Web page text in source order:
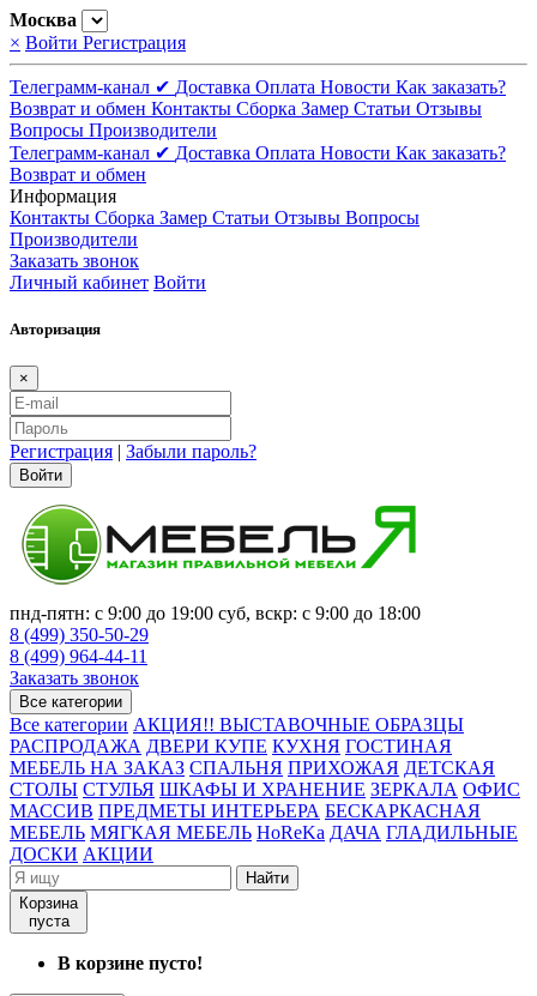
Москва
× Войти Регистрация
Телеграмм-канал ✔ Доставка Оплата Новости Как заказать?
Возврат и обмен Контакты Сборка Замер Статьи Отзывы
Вопросы Производители
Телеграмм-канал ✔ Доставка Оплата Новости Как заказать?
Возврат и обмен
Информация
Контакты Сборка Замер Статьи Отзывы Вопросы
Производители
Заказать звонок
Личный кабинет Войти
Авторизация
×
Регистрация | Забыли пароль?
Войти
пнд-пятн: с 9:00 до 19:00 суб, вскр: с 9:00 до 18:00
8 (499) 350-50-29
8 (499) 964-44-11
Заказать звонок
Все категории
Все категории АКЦИЯ!! ВЫСТАВОЧНЫЕ ОБРАЗЦЫ
РАСПРОДАЖА ДВЕРИ КУПЕ КУХНЯ ГОСТИНАЯ
МЕБЕЛЬ НА ЗАКАЗ СПАЛЬНЯ ПРИХОЖАЯ ДЕТСКАЯ
СТОЛЫ СТУЛЬЯ ШКАФЫ И ХРАНЕНИЕ ЗЕРКАЛА ОФИС
МАССИВ ПРЕДМЕТЫ ИНТЕРЬЕРА БЕСКАРКАСНАЯ
МЕБЕЛЬ МЯГКАЯ МЕБЕЛЬ HoReKa ДАЧА ГЛАДИЛЬНЫЕ
ДОСКИ АКЦИИ
Найти
Корзина
пуста
В корзине пусто!